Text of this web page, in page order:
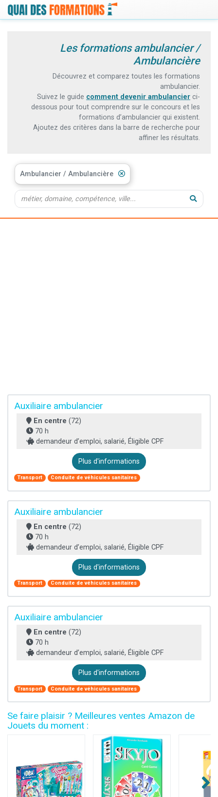
Les formations ambulancier /
Ambulancière
Découvrez et comparez toutes les formations
ambulancier.
Suivez le guide comment devenir ambulancier ci-
dessous pour tout comprendre sur le concours et les
formations d’ambulancier qui existent.
Ajoutez des critères dans la barre de recherche pour
affiner les résultats.
Ambulancier / Ambulancière
Auxiliaire ambulancier
En centre (72)
70 h
demandeur d’emploi, salarié, Éligible CPF
Plus d'informations
Transport Conduite de véhicules sanitaires
Auxiliaire ambulancier
En centre (72)
70 h
demandeur d’emploi, salarié, Éligible CPF
Plus d'informations
Transport Conduite de véhicules sanitaires
Auxiliaire ambulancier
En centre (72)
70 h
demandeur d’emploi, salarié, Éligible CPF
Plus d'informations
Transport Conduite de véhicules sanitaires
Se faire plaisir ? Meilleures ventes Amazon de
Jouets du moment :